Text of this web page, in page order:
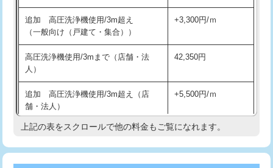
マス交換（深さ50㎝以上） 66,000円
コンクリート斫り（厚さ10㎝まで） 27,500円
コンクリート斫り（厚さ10㎝超え）
モルタル補修（厚さ10㎝まで）
モルタル補修（厚さ10㎝超え） 38,500円
洗面台設置 38,500円
持込商品取付（混合水栓） 16,500円
給水管工事※（ホール加工)
給水管工事※（バンド止め) 3,300円
給水管工事※（支持金具設置) 5,500円
給水管工事※（保温材使用（バンド止
め込み）)
5,500円
追加 高圧洗浄機使用/3m超え
（一般向け（戸建て・集合））
+3,300円/ｍ
高圧洗浄機使用/3mまで（店舗・法
人）
42,350円
追加 高圧洗浄機使用/3m超え（店
舗・法人）
+5,500円/ｍ
高度高圧洗浄換 現地調査
上記の表をスクロールで他の料金もご覧になれます。